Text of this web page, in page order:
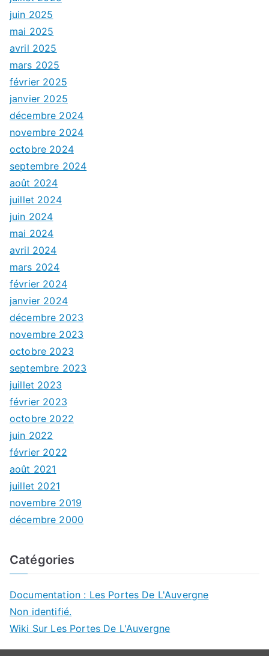
juin 2025
mai 2025
avril 2025
mars 2025
février 2025
janvier 2025
décembre 2024
novembre 2024
octobre 2024
septembre 2024
août 2024
juillet 2024
juin 2024
mai 2024
avril 2024
mars 2024
février 2024
janvier 2024
décembre 2023
novembre 2023
octobre 2023
septembre 2023
juillet 2023
février 2023
octobre 2022
juin 2022
février 2022
août 2021
juillet 2021
novembre 2019
décembre 2000
Catégories
Documentation : Les Portes De L'Auvergne
Non identifié.
Wiki Sur Les Portes De L'Auvergne